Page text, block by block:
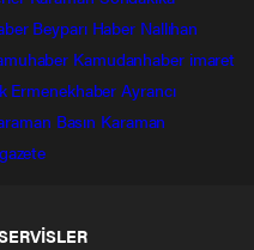
Beyparı Haber Nallıhan
Kamudanhaber imaret
Ermenekhaber Ayrancı
Basın Karaman